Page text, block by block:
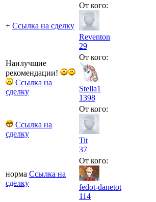
+ Ссылка на сделку
От кого:
Reventon
29
Наилучшие
рекомендации!
Ссылка на
сделку
От кого:
Stella1
1398
Ссылка на
сделку
От кого:
Tit
37
норма Ссылка на
сделку
От кого:
fedot-danetot
114